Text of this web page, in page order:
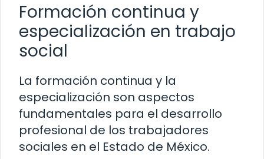
Formación continua y
especialización en trabajo
social
La formación continua y la
especialización son aspectos
fundamentales para el desarrollo
profesional de los trabajadores
sociales en el Estado de México.